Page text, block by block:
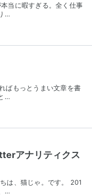
当に暇すぎる。全く仕事
…
ばもっとうまい文章を書
…
アナリティクス
は、猫じゃ。です。 201
…